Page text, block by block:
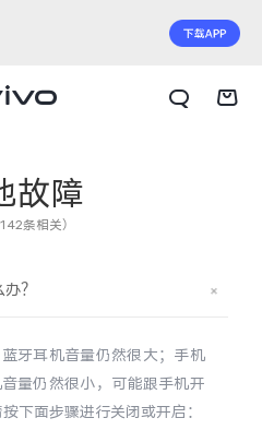
故障
条相关）
？
牙耳机音量仍然很大；手机
量仍然很小，可能跟手机开
下面步骤进行关闭或开启：